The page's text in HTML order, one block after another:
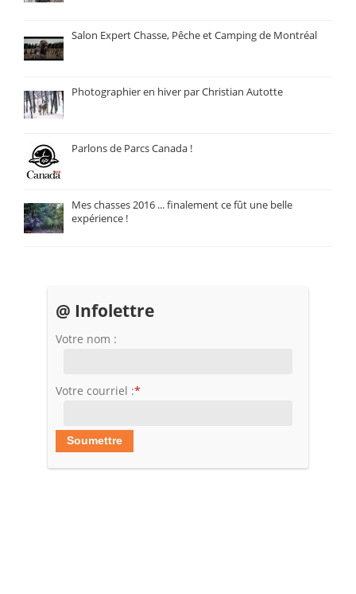
Salon Expert Chasse, Pêche et Camping de Montréal
Photographier en hiver par Christian Autotte
Parlons de Parcs Canada !
Mes chasses 2016 ... finalement ce fût une belle
expérience !
@ Infolettre
Votre nom :
Votre courriel :*